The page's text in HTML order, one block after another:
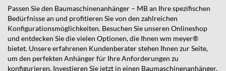
Passen Sie den Baumaschinenanhänger – MB an Ihre spezifischen
Bedürfnisse an und profitieren Sie von den zahlreichen
Konfigurationsmöglichkeiten. Besuchen Sie unseren Onlineshop
und entdecken Sie die vielen Optionen, die Ihnen wm meyer®
bietet. Unsere erfahrenen Kundenberater stehen Ihnen zur Seite,
um den perfekten Anhänger für Ihre Anforderungen zu
konfigurieren. Investieren Sie jetzt in einen Baumaschinenanhänger,